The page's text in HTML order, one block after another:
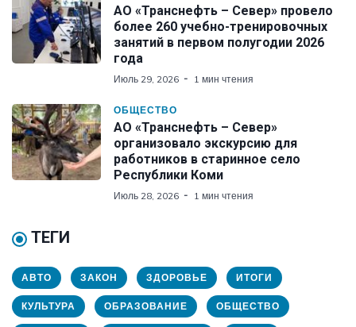
АО «Транснефть – Север» провело
более 260 учебно-тренировочных
занятий в первом полугодии 2026
года
Июль 29, 2026 1 мин чтения
ОБЩЕСТВО
АО «Транснефть – Север»
организовало экскурсию для
работников в старинное село
Республики Коми
Июль 28, 2026 1 мин чтения
ТЕГИ
АВТО ЗАКОН ЗДОРОВЬЕ ИТОГИ
КУЛЬТУРА ОБРАЗОВАНИЕ ОБЩЕСТВО